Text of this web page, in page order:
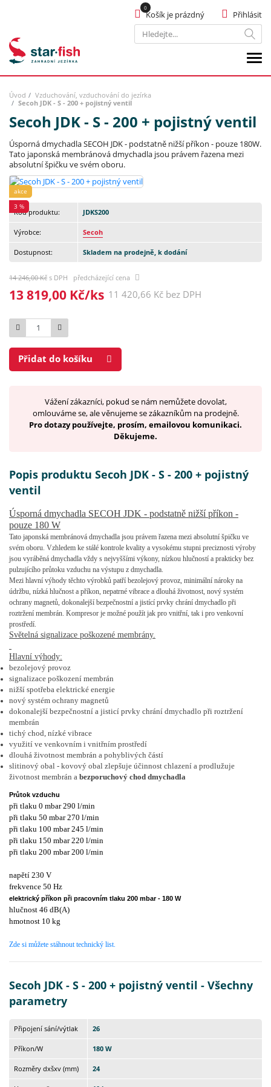
Hledat
Přihlásit
Košík je prázdný
Úvod
Vzduchování, vzduchování do jezírka
Secoh JDK - S - 200 + pojistný ventil
Secoh JDK - S - 200 + pojistný ventil
Úsporná dmychadla SECOH JDK - podstatně nižší příkon - pouze 180W.
Tato japonská membránová dmychadla jsou právem řazena mezi
absolutní špičku ve svém oboru.
akce
3 %
Kód produktu: JDKS200
Výrobce: Secoh
Dostupnost: Skladem na prodejně, k dodání
14 246,00 Kč s DPH předcházející cena
13 819,00 Kč/ks 11 420,66 Kč bez DPH
Počet
Přidat do košíku
Vážení zákazníci, pokud se nám nemůžete dovolat,
omlouváme se, ale věnujeme se zákazníkům na prodejně.
Pro dotazy používejte, prosím, emailovou komunikaci.
Děkujeme.
Popis produktu Secoh JDK - S - 200 + pojistný
ventil
Úsporná dmychadla SECOH JDK - podstatně nižší příkon -
pouze 180 W
Tato japonská membránová dmychadla jsou právem řazena mezi absolutní špičku ve
svém oboru. Vzhledem ke stálé kontrole kvality a vysokému stupni preciznosti výroby
jsou vyráběná dmychadla vždy s nejvyššími výkony, nízkou hlučností a prakticky bez
pulzujícího průtoku vzduchu na výstupu z dmychadla.
Mezi hlavní výhody těchto výrobků patří bezolejový provoz, minimální nároky na
údržbu, nízká hlučnost a příkon, nepatrné vibrace a dlouhá životnost, nový systém
ochrany magnetů, dokonalejší bezpečnostní a jistící prvky chrání dmychadlo při
roztržení membrán. Kompresor je možné použít jak pro vnitřní, tak i pro venkovní
prostředí.
Světelná signalizace poškozené membrány.
Hlavní výhody:
bezolejový provoz
signalizace poškození membrán
nižší spotřeba elektrické energie
nový systém ochrany magnetů
dokonalejší bezpečnostní a jisticí prvky chrání dmychadlo při roztržení
membrán
tichý chod, nízké vibrace
využití ve venkovním i vnitřním prostředí
dlouhá životnost membrán a pohyblivých částí
slitinový obal - kovový obal zlepšuje účinnost chlazení a prodlužuje
životnost membrán a bezporuchový chod dmychadla
Průtok vzduchu
při tlaku 0 mbar 290 l/min
při tlaku 50 mbar 270 l/min
při tlaku 100 mbar 245 l/min
při tlaku 150 mbar 220 l/min
při tlaku 200 mbar 200 l/min
napětí 230 V
frekvence 50 Hz
elektrický příkon při pracovním tlaku 200 mbar - 180 W
hlučnost 46 dB(A)
hmotnost 10 kg
Zde si můžete stáhnout technický list.
Secoh JDK - S - 200 + pojistný ventil - Všechny
parametry
Připojení sání/výtlak 26
Příkon/W 180 W
Rozměry dxšxv (mm) 24